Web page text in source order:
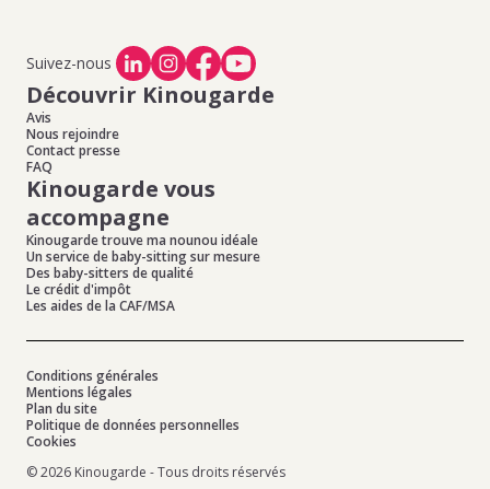
Suivez-nous
Découvrir Kinougarde
Avis
Nous rejoindre
Contact presse
FAQ
Kinougarde vous
accompagne
Kinougarde trouve ma nounou idéale
Un service de baby-sitting sur mesure
Des baby-sitters de qualité
Le crédit d'impôt
Les aides de la CAF/MSA
Conditions générales
Mentions légales
Plan du site
Politique de données personnelles
Cookies
© 2026 Kinougarde - Tous droits réservés